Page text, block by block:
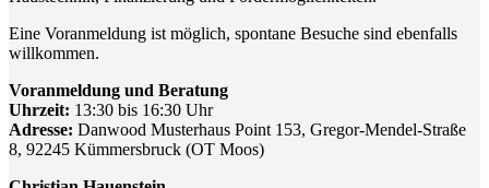
Eine Voranmeldung ist möglich, spontane Besuche sind ebenfalls
willkommen.
Voranmeldung und Beratung
Uhrzeit: 13:30 bis 16:30 Uhr
Adresse: Danwood Musterhaus Point 153, Gregor-Mendel-Straße
8, 92245 Kümmersbruck (OT Moos)